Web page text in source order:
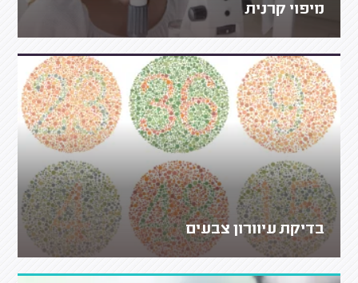
מיפוי קרנית
בדיקת עיוורון צבעים